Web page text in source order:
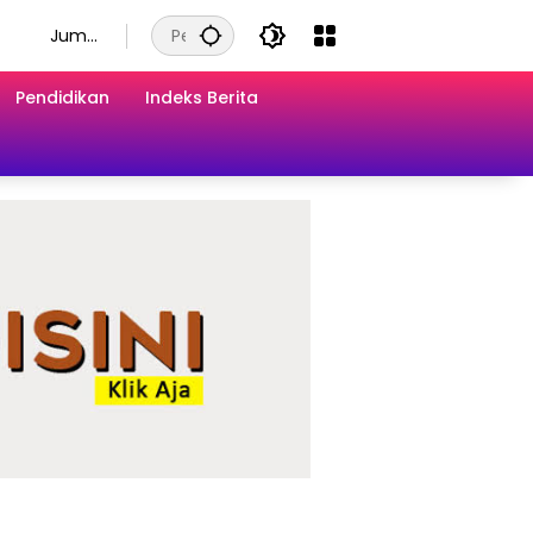
Juma
Agust
us
2026
Pendidikan Indeks Berita